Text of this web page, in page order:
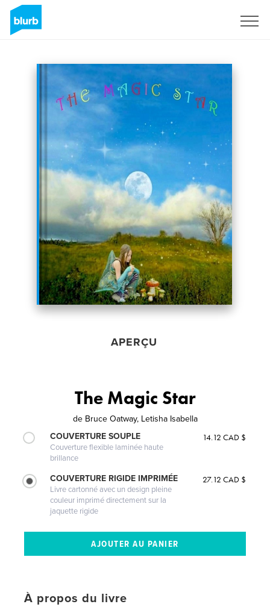
APERÇU
The Magic Star
de Bruce Oatway, Letisha Isabella
COUVERTURE SOUPLE
Couverture flexible laminée haute
brillance
14.12 CAD $
COUVERTURE RIGIDE IMPRIMÉE
Livre cartonné avec un design pleine
couleur imprimé directement sur la
jaquette rigide
27.12 CAD $
À propos du livre